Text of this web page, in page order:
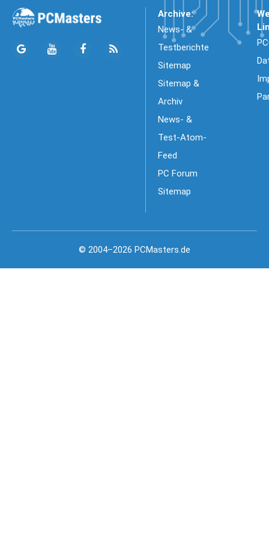
Archive:
News- &
Testberichte
Sitemap
Sitemap &
Archiv
News- &
Test-Atom-
Feed
PC Forum
Sitemap
© 2004–2026 PCMasters.de